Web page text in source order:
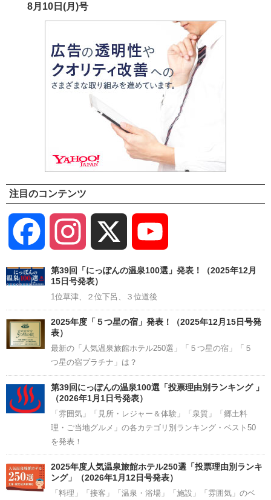
8月10日(月)号
注目のコンテンツ
Facebook Instagram
Channel
第39回「にっぽんの温泉100選」発表！（2025年12月
15日号発表）
1位草津、２位下呂、３位道後
2025年度「５つ星の宿」発表！（2025年12月15日号発
表）
最新の「人気温泉旅館ホテル250選」「５つ星の宿」「５
つ星の宿プラチナ」は？
第39回にっぽんの温泉100選「投票理由別ランキング 」
（2026年1月1日号発表）
「雰囲気」「見所・レジャー＆体験」「泉質」「郷土料
理・ご当地グルメ」の各カテゴリ別ランキング・ベスト50
を発表！
2025年度人気温泉旅館ホテル250選「投票理由別ランキ
ング」（2026年1月12日号発表）
「料理」「接客」「温泉・浴場」「施設」「雰囲気」のベ